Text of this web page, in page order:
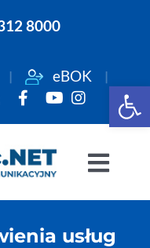
8000
eBOK
usług